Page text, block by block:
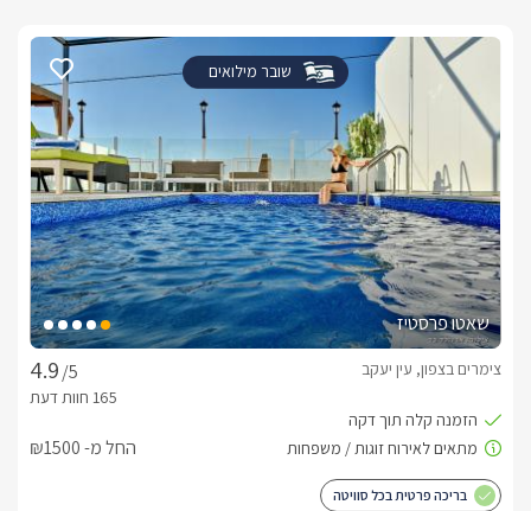
שובר מילואים
שאטו פרסטיז
/5
צימרים בצפון, עין יעקב
החל מ- ₪1500
בריכה פרטית בכל סוויטה